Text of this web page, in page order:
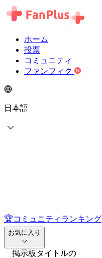
ホーム
投票
コミュニティ
ファンフィク
日本語
🏆コミュニティランキング
お気に入り
掲示板タイトルの